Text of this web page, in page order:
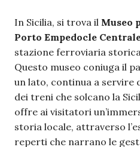
In Sicilia, si trova il Museo
Porto Empedocle
stazione ferroviaria
Questo museo coniuga il
un lato, continua a
dei treni che solcano la
offre ai visitatori
storia locale, attraverso
reperti che narrano le